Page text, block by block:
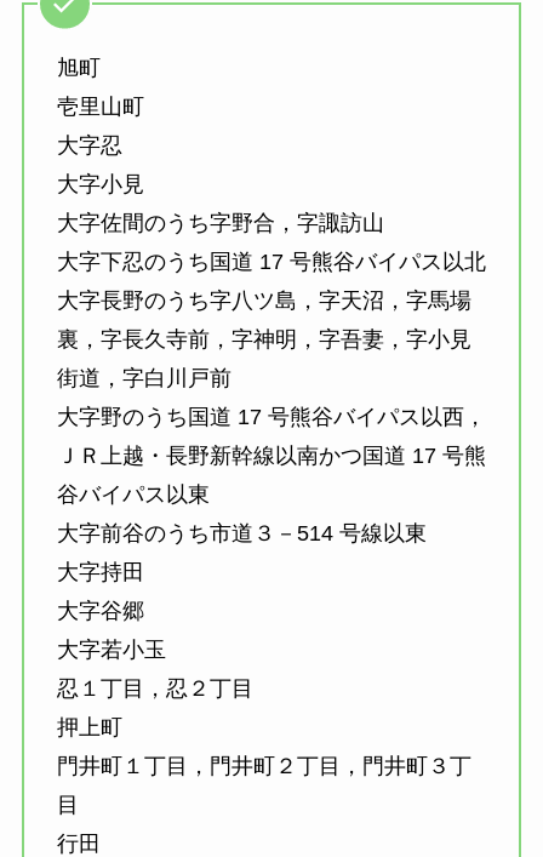
旭町
壱里山町
大字忍
大字小見
大字佐間のうち字野合，字諏訪山
大字下忍のうち国道 17 号熊谷バイパス以北
大字長野のうち字八ツ島，字天沼，字馬場
裏，字長久寺前，字神明，字吾妻，字小見
街道，字白川戸前
大字野のうち国道 17 号熊谷バイパス以西，
ＪＲ上越・長野新幹線以南かつ国道 17 号熊
谷バイパス以東
大字前谷のうち市道３－514 号線以東
大字持田
大字谷郷
大字若小玉
忍１丁目，忍２丁目
押上町
門井町１丁目，門井町２丁目，門井町３丁
目
行田